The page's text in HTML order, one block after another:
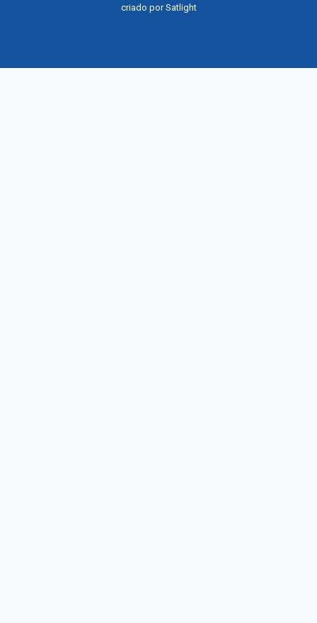
criado porSatlight